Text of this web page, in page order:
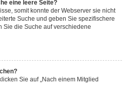
eine leere Seite?
somit konnte der Webserver sie nicht
Suche und geben Sie spezifischere
Sie die Suche auf verschiedene
Sie auf „Nach einem Mitglied